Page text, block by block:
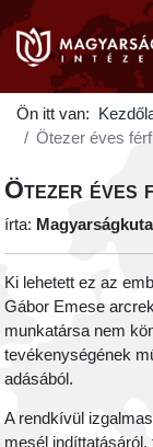
Ön itt van:
Ötezer éves
Ötezer éves
írta:
Ki lehetett ez az
Gábor Emese
munkatársa nem
tevékenységének
adásából.
A rendkívül
mesél indíttatásáról,